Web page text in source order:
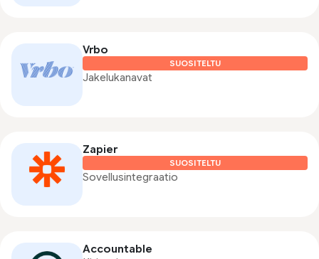
Vrbo
SUOSITELTU
Jakelukanavat
Zapier
SUOSITELTU
Sovellusintegraatio
Accountable